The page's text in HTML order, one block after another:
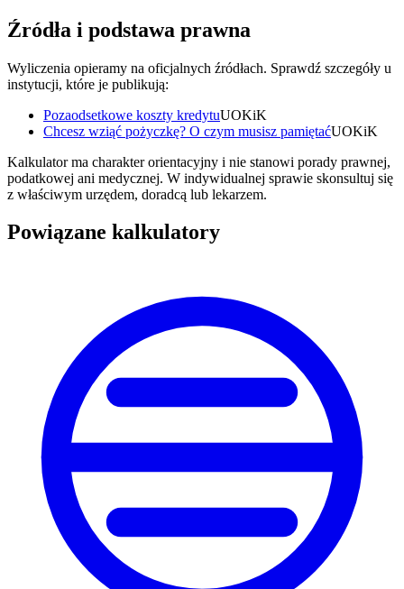
Źródła i podstawa prawna
Wyliczenia opieramy na oficjalnych źródłach. Sprawdź szczegóły u
instytucji, które je publikują:
Pozaodsetkowe koszty kredytuUOKiK
Chcesz wziąć pożyczkę? O czym musisz pamiętaćUOKiK
Kalkulator ma charakter orientacyjny i nie stanowi porady prawnej,
podatkowej ani medycznej. W indywidualnej sprawie skonsultuj się
z właściwym urzędem, doradcą lub lekarzem.
Powiązane kalkulatory